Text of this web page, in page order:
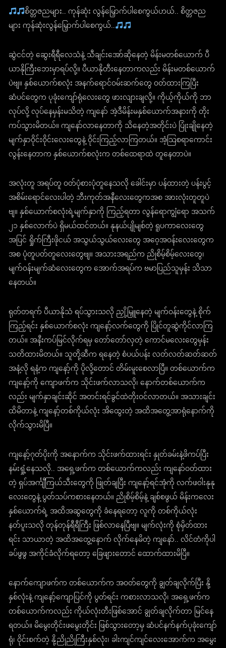
စိတ္တဇညများ.. ကုန်ဆုံး လွန်မြှောက်ပါစေကွယ်ဟယ်.. စိတ္တဇည
များ ကုန်ဆုံးလွန်မြှောက်ပါစေကွယ်..
ဆွဲငင်တဲ့ ဆွေးရီရီလေသံနဲ့ သီချင်းအော်ဆိုနေတဲ့ မိန်းမတစ်ယောက် ပီ
ယာနိုကြီးဘေးမှာရပ်လို့။ ပီယာနိုတီးနေတာကလည်း မိန်းမတစ်ယောက်
ပဲဗျ။ နှစ်ယောက်စလုံး အနက်ရောင်ဝမ်းဆက်တွေ ဝတ်ထားကြပြီး
ဆံပင်တွေက ပုခုံးကျော်ရုံလေးတွေ ဖားလျားချလို့။ ကိုယ့်ကိုယ်ကို ဘာ
လုပ်လို့ လုပ်နေမှန်းမသိတဲ့ ကျနော် အဲ့ဒီမိန်းမနှစ်ယောက်အနားကို တိုး
ကပ်သွားမိတယ်။ ကျနော်လာနေတာကို သိနေတဲ့အတိုင်းပဲ ပြုံးချိုနေတဲ့
မျက်နှာဝိုင်းဝိုင်းလေးတွေနဲ့ ဝိုင်းကြည့်လာကြတယ်။ အံ့သြစရာကောင်း
လွန်းနေတာက နှစ်ယောက်စလုံးက တစ်ထေရာထဲ တူနေတာပဲ။
အလုံးတူ အရပ်တူ ဝတ်ပုံစားပုံတူနေသလို ခေါင်းမှာ ပန်ထားတဲ့ ပန်းပွင့်
အစိမ်းရောင်လေးပါတဲ့ ဘီးကုတ်အနီလေးတွေကအစ အားလုံးတူတူပဲ
ဗျ။ နှစ်ယောက်စလုံးရဲ့မျက်နှာကို ကြည့်ရတာ လွန်ရောကျွံရော အသက်
၂၁ နှစ်လောက်ပဲ ရှိမယ်ထင်တယ်။ နုနယ်ပျိုမျစ်တဲ့ ရူပကာလေးတွေ
အပြင် ရှိုက်ကြီးဖိုငယ် အသွယ်သွယ်လေးတွေ အဝေ့အဝန်းလေးတွေက
အစ ပုံတူပတ်တူလေးတွေဗျ။ အသားအရည်က ညိုစိမ့်စိမ့်လေးတွေ၊
မျက်ဝန်းမျက်ဆံလေးတွေက အောက်အရပ်က ဗမာပြည်သူမှန်း သိသာ
နေတယ်။
ရုတ်တရက် ပီယာနိုသံ ရပ်သွားသလို ညှို့မြှူနေတဲ့ မျက်ဝန်းတွေနဲ့ စိုက်
ကြည့်ရင်း နှစ်ယောက်စလုံး ကျနော့်လက်တွေကို ပြိုင်တူဆွဲကိုင်လာကြ
တယ်။ အနီးကပ်မြင်လိုက်ရမှ တော်တော်လှတဲ့ ကောင်မလေးတွေမှန်း
သတိထားမိတယ်။ သူတို့ဆီက ရနေတဲ့ စံပယ်ပန်း လတ်လတ်ဆတ်ဆတ်
အနံ့လို ရနံ့က ကျနော့်ကို ပိုလို့တောင် တိမ်းမူးစေလာပြီ။ တစ်ယောက်က
ကျနော့်ကို ကျောဖက်က သိုင်းဖက်လာသလို၊ နောက်တစ်ယောက်က
လည်း မျက်နှာချင်းဆိုင် အတင်းရင်ခွင်ထဲတိုးဝင်လာတယ်။ အသားချင်း
ထိမိတာနဲ့ ကျနော့်တစ်ကိုယ်လုံး အိထွေးတဲ့ အထိအတွေ့အာရုံနောက်ကို
လိုက်သွားမိပြီ။
ကျနော့်ဂုတ်ပိုးကို အနောက်က သိုင်းဖက်ထားရင်း နှုတ်ခမ်းနဲ့ဖိကပ်ပြီး
နမ်းရှုံ့နေသလို.. အရှေ့ဖက်က တစ်ယောက်ကလည်း ကျနော်ဝတ်ထား
တဲ့ ရှပ်အင်္ကျီကြယ်သီးတွေကို ဖြုတ်ချပြီး ကျနော့်ရင်အုံကို လက်ဖဝါးနုနု
လေးတွေနဲ့ ပွတ်သပ်ကစားနေတယ်။ ညိုစိမ့်စိမ့်နဲ့ ချစ်စဖွယ် မိန်းကလေး
နှစ်ယောက်ရဲ့ အထိအဆွတွေကို ခံနေရတော့ လူကို တစ်ကိုယ်လုံး
နတ်ပူးသလို တုန်တုန်ရီရီကြီး ဖြစ်လာနေပြီဗျ။ မျက်လုံးကို စုံမှိတ်ထား
ရင်း သာယာတဲ့ အထိအတွေ့နောက် လိုက်နေမိတဲ့ ကျနော်.. လိင်တံကိုပါ
ခပ်ဖွဖွ အကိုင်ခံလိုက်ရတော့ ခြေဖျားတောင် ထောက်ထားမိပြီ။
နောက်ကျောဖက်က တစ်ယောက်က အဝတ်တွေကို ချွတ်ချလိုက်ပြီး နို့
နှစ်လုံးနဲ့ ကျနော့်ကျောပြင်ကို ပွတ်ရင်း ကစားလာသလို၊ အရှေ့ဖက်က
တစ်ယောက်ကလည်း ကိုယ်လုံးတီးဖြစ်အောင် ချွတ်ချလိုက်တာ မြင်နေ
ရတယ်။ မိမွေးတိုင်းဖမွေးတိုင်း ဖြစ်သွားတော့မှ ဆံပင်နက်နက်ပုခုံးကျော်
ရုံ၊ ဝိုင်းစက်တဲ့ နို့ညိုညိုကြီးနှစ်လုံး၊ ခါးကျင်ကျင်လေးအောက်က အမွှေး